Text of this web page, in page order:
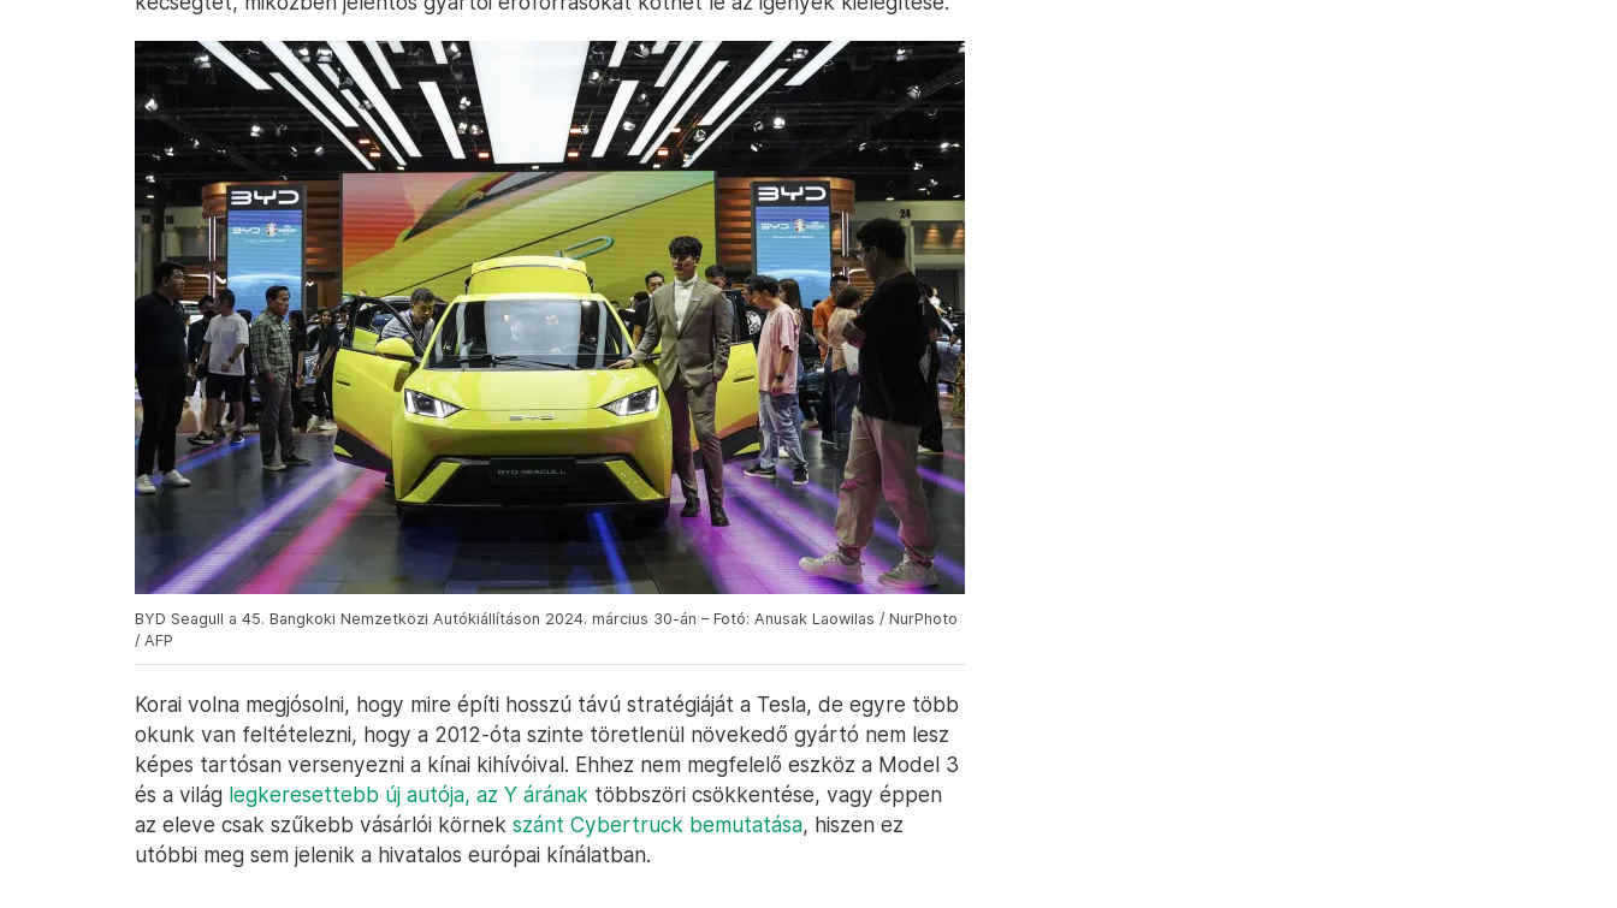
BYD Seagull a 45. Bangkoki Nemzetközi Autókiállításon 2024. március 30-án – Fotó: Anusak Laowilas / NurPhoto
/ AFP
Korai volna megjósolni, hogy mire építi hosszú távú stratégiáját a Tesla, de egyre több
okunk van feltételezni, hogy a 2012-óta szinte töretlenül növekedő gyártó nem lesz
képes tartósan versenyezni a kínai kihívóival. Ehhez nem megfelelő eszköz a Model 3
és a világ legkeresettebb új autója, az Y árának többszöri csökkentése, vagy éppen
az eleve csak szűkebb vásárlói körnek szánt Cybertruck bemutatása, hiszen ez
utóbbi meg sem jelenik a hivatalos európai kínálatban.